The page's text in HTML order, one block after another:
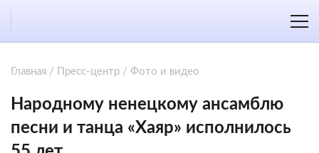
Главная / Пресс-центр / Фото и видео
Народному ненецкому ансамблю
песни и танца «Хаяр» исполнилось